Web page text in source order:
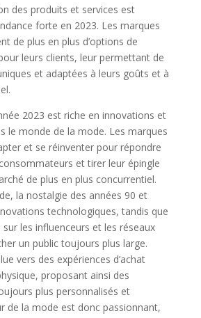
des produits et services est
forte en 2023. Les marques
de plus en plus d’options de
leurs clients, leur permettant de
et adaptées à leurs goûts et à
2023 est riche en innovations et
le monde de la mode. Les marques
et se réinventer pour répondre
et tirer leur épingle
de plus en plus concurrentiel.
la nostalgie des années 90 et
technologiques, tandis que
les influenceurs et les réseaux
un public toujours plus large.
vers des expériences d’achat
proposant ainsi des
plus personnalisés et
de la mode est donc passionnant,